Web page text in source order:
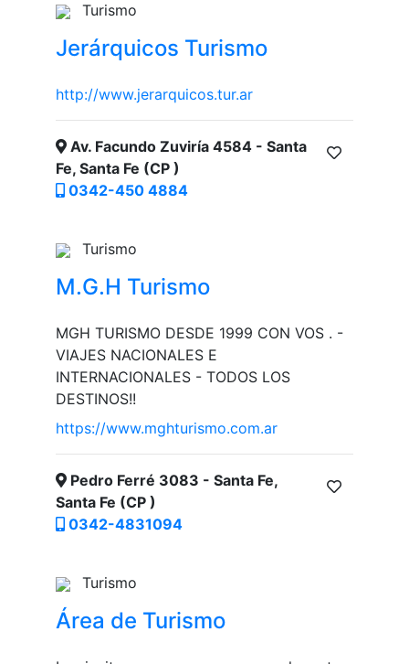
Turismo
Jerárquicos Turismo
http://www.jerarquicos.tur.ar
Av. Facundo Zuviría 4584 - Santa
Fe, Santa Fe (CP )
0342-450 4884
Turismo
M.G.H Turismo
MGH TURISMO DESDE 1999 CON VOS . -
VIAJES NACIONALES E
INTERNACIONALES - TODOS LOS
DESTINOS!!
https://www.mghturismo.com.ar
Pedro Ferré 3083 - Santa Fe,
Santa Fe (CP )
0342-4831094
Turismo
Área de Turismo